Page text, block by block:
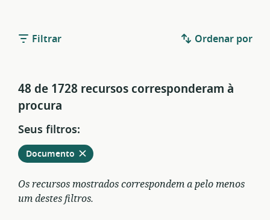
Filtrar Ordenar por
48 de 1728 recursos corresponderam à
procura
Seus filtros:
Remover
Documento dos
filtros
atuais
Os recursos mostrados correspondem a pelo menos
um destes filtros.